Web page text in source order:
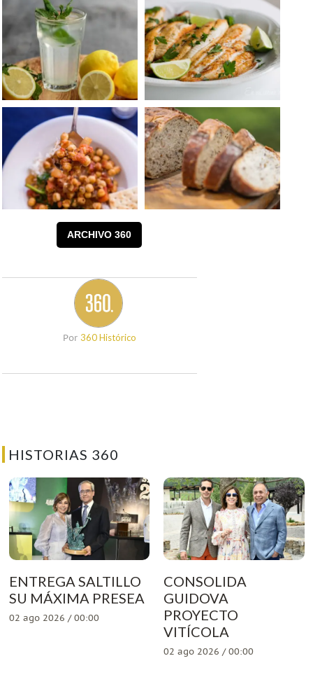
ARCHIVO 360
Por 360 Histórico
HISTORIAS 360
ENTREGA SALTILLO
SU MÁXIMA PRESEA
02 ago 2026 / 00:00
CONSOLIDA
GUIDOVA
PROYECTO
VITÍCOLA
02 ago 2026 / 00:00